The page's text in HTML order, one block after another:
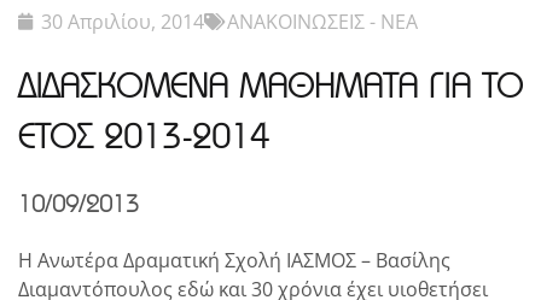
30 Απριλίου, 2014 ΑΝΑΚΟΙΝΩΣΕΙΣ - ΝΕΑ
ΔΙΔΑΣΚΟΜΕΝΑ ΜΑΘΗΜΑΤΑ ΓΙΑ ΤΟ
ΕΤΟΣ 2013-2014
10/09/2013
Η Ανωτέρα Δραματική Σχολή ΙΑΣΜΟΣ – Βασίλης
Διαμαντόπουλος εδώ και 30 χρόνια έχει υιοθετήσει